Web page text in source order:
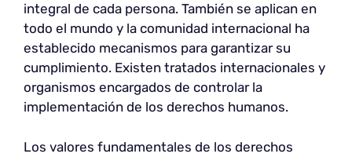
integral de cada persona. También se aplican en
todo el mundo y la comunidad internacional ha
establecido mecanismos para garantizar su
cumplimiento. Existen tratados internacionales y
organismos encargados de controlar la
implementación de los derechos humanos.
Los valores fundamentales de los derechos